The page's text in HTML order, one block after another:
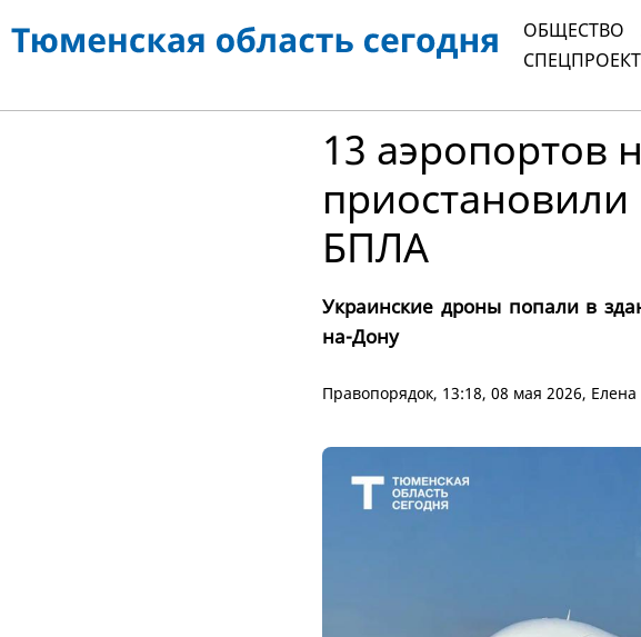
ОБЩЕСТВО
13 аэропортов
приостановили
БПЛА
Украинские дроны попали в
на-Дону
Правопорядок, 13:18, 08 мая 2026, Елена